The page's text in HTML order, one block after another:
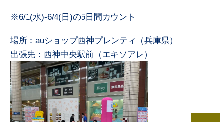
※6/1(水)-6/4(日)の5日間カウント
場所：auショップ西神プレンティ（兵庫県）
出張先：西神中央駅前（エキソアレ）